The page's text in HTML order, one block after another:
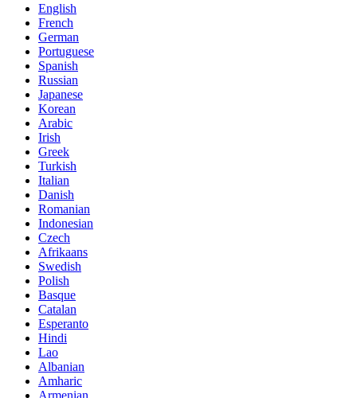
English
French
German
Portuguese
Spanish
Russian
Japanese
Korean
Arabic
Irish
Greek
Turkish
Italian
Danish
Romanian
Indonesian
Czech
Afrikaans
Swedish
Polish
Basque
Catalan
Esperanto
Hindi
Lao
Albanian
Amharic
Armenian